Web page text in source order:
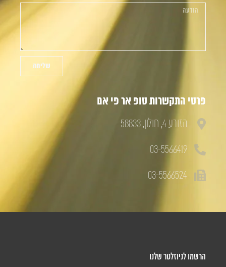
שליחה
פרטי התקשרות טופ אר פי אם
הזורע 4, חולון, 58833
03-5566419
03-5566524
הרשמו לניוזלטר שלנו